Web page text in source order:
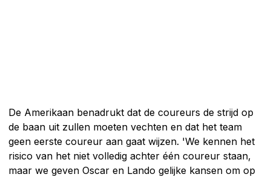
De Amerikaan benadrukt dat de coureurs de strijd op
de baan uit zullen moeten vechten en dat het team
geen eerste coureur aan gaat wijzen. 'We kennen het
risico van het niet volledig achter één coureur staan,
maar we geven Oscar en Lando gelijke kansen om op